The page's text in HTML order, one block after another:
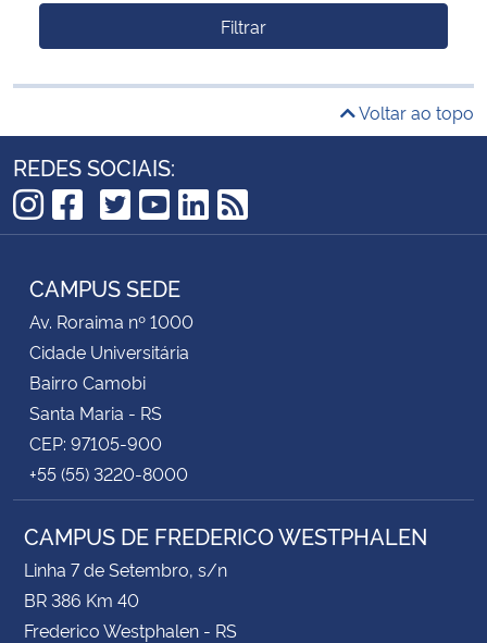
Filtrar
Voltar ao topo
REDES SOCIAIS:
Instagram
Facebook
TikTok
Twitter
YouTube
LinkedIn
RSS
CAMPUS SEDE
Av. Roraima nº 1000
Cidade Universitária
Bairro Camobi
Santa Maria - RS
CEP: 97105-900
+55 (55) 3220-8000
CAMPUS DE FREDERICO WESTPHALEN
Linha 7 de Setembro, s/n
BR 386 Km 40
Frederico Westphalen - RS